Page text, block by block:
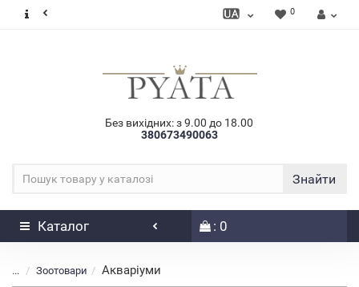
0
Без вихідних: з 9.00 до 18.00
380673490063
Знайти
Каталог : 0
... Зоотовари Акваріуми